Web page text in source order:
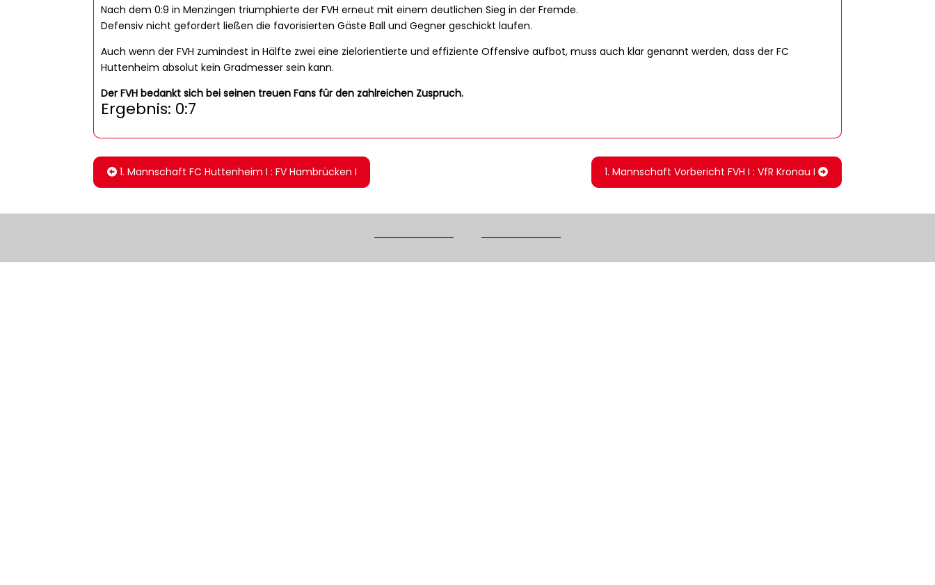
Nach dem 0:9 in Menzingen triumphierte der FVH erneut mit einem deutlichen Sieg in der Fremde.
Defensiv nicht gefordert ließen die favorisierten Gäste Ball und Gegner geschickt laufen.
Auch wenn der FVH zumindest in Hälfte zwei eine zielorientierte und effiziente Offensive aufbot, muss auch klar genannt werden, dass der FC
Huttenheim absolut kein Gradmesser sein kann.
Der FVH bedankt sich bei seinen treuen Fans für den zahlreichen Zuspruch.
Ergebnis: 0:7
1. Mannschaft FC Huttenheim I : FV Hambrücken I 1. Mannschaft Vorbericht FVH I : VfR Kronau I